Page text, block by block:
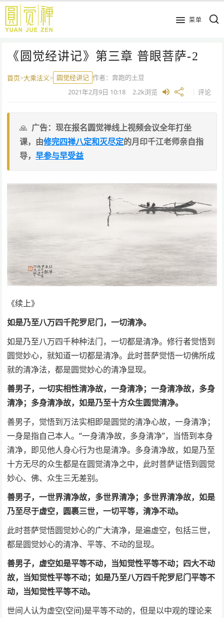
跳
主
菜单
《圆觉经讲记》第三章 普眼菩萨-2
首页>大乘法义> 圆觉经讲记 作者：奔跑的土豆
2021年2月9日 10:18 2.2k浏览 评论
广告：现在报名圆觉禅线上视频会议全年打坐
课，由修完四禅八定和灭尽定的月印千江老师亲自指
导，早参与早受益
《续上》
如是乃至八万四千陀罗尼门，一切清净。
如是乃至八万四千种种法门，一切都是清净。修行者觉悟到
圆觉妙心，就知道一切都是清净。此时菩萨觉悟一切佛所成
就的清净法，都是圆觉妙心的清净显现。
善男子，一切实相性清净故，一身清净；一身清净故，多身
清净；多身清净故，如是乃至十方众生圆觉清净。
善男子，觉悟到万法实相即是圆觉的清净心故，一身清净；
一身是指自己本人。“一身清净故，多身清净”，当悟到本身
清净，即见他人身心行为也是清净。多身清净故，如是乃至
十方无尽的众生都是在圆觉清净之中，此时菩萨证悟到圆觉
妙心、佛、众生三无差别。
善男子，一世界清净故，多世界清净；多世界清净故，如是
乃至尽于虚空，圆裹三世，一切平等，清净不动。
此时菩萨觉悟圆觉妙心的广大清净，是遍虚空，包括三世，
都是圆觉妙心的清净、平等、不动的显现。
善男子，虚空如是平等不动，当知觉性平等不动；四大不动
故，当知觉性平等不动；如是乃至八万四千陀罗尼门平等不
动，当知觉性平等不动。
世间人认为虚空(空间)是平等不动的，但是以中观的理论来